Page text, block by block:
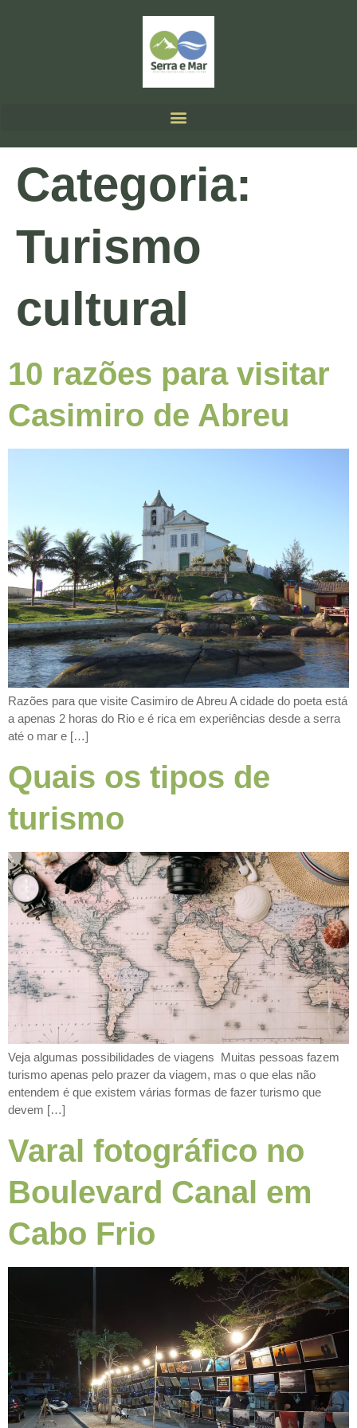
Categoria:
Turismo
cultural
10 razões para visitar
Casimiro de Abreu
Razões para que visite Casimiro de Abreu A cidade do poeta está
a apenas 2 horas do Rio e é rica em experiências desde a serra
até o mar e […]
Quais os tipos de
turismo
Veja algumas possibilidades de viagens Muitas pessoas fazem
turismo apenas pelo prazer da viagem, mas o que elas não
entendem é que existem várias formas de fazer turismo que
devem […]
Varal fotográfico no
Boulevard Canal em
Cabo Frio